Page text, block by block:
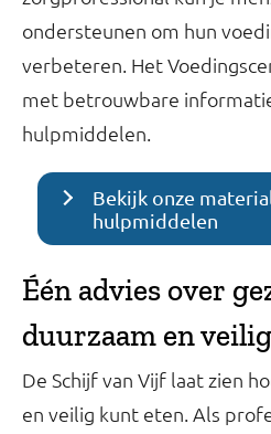
ondersteunen om hun
verbeteren. Het
met betrouwbare
hulpmiddelen.
Bekijk onze
hulpmiddelen
Één advies over
duurzaam en
De Schijf van Vijf laat zien
en veilig kunt eten. Als